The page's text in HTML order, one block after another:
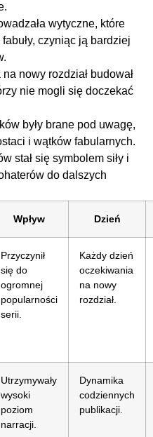
wytyczne, które
fabuły, czyniąc ją bardziej
nowy rozdział budował
nie mogli się doczekać
były brane pod uwagę,
i wątków fabularnych.
stał się symbolem siły i
do dalszych
Wpływ Dzień
Przyczynił
się do
ogromnej
popularności
serii.
Każdy dzień
oczekiwania
na nowy
rozdział.
Utrzymywały
wysoki
poziom
narracji.
Dynamika
codziennych
publikacji.